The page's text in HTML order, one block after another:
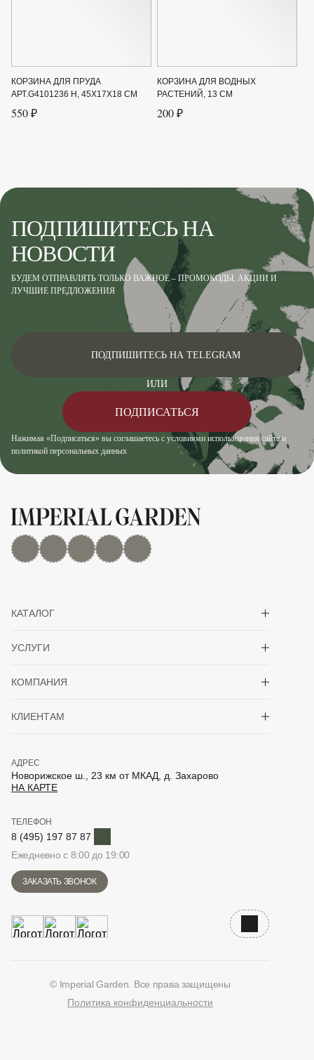
КОРЗИНА ДЛЯ ПРУДА
АРТ.G4101236 Н, 45Х17Х18 СМ
550 ₽
КОРЗИНА ДЛЯ ВОДНЫХ
РАСТЕНИЙ, 13 СМ
200 ₽
ПОДПИШИТЕСЬ НА
НОВОСТИ
БУДЕМ ОТПРАВЛЯТЬ ТОЛЬКО ВАЖНОЕ – ПРОМОКОДЫ, АКЦИИ И
ЛУЧШИЕ ПРЕДЛОЖЕНИЯ
Нажимая «Подписаться» вы соглашаетесь с условиями использования сайта и
политикой персональных данных
ПОДПИШИТЕСЬ НА TELEGRAM
ИЛИ
ПОДПИСАТЬСЯ
MAX Дзен YouTuberutubeTelegram
КАТАЛОГ
УСЛУГИ
КОМПАНИЯ
КЛИЕНТАМ
АДРЕС
Новорижское ш., 23 км от МКАД, д. Захарово
НА КАРТЕ
ТЕЛЕФОН
8 (495) 197 87 87
Ежедневно с 8:00 до 19:00
ЗАКАЗАТЬ ЗВОНОК
Наверх
© Imperial Garden. Все права защищены
Политика конфиденциальности